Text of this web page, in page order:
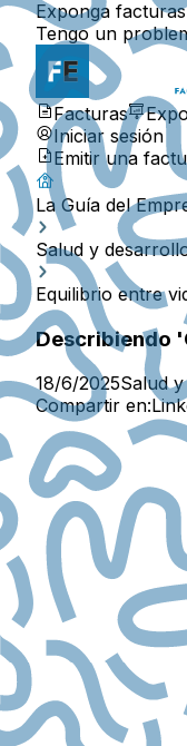
Exponga
Tengo un
Facturas
Iniciar sesión
Emitir una
La Guía del
Salud y
Equilibrio entre
Describiendo
18/6/2025Salud
Compartir en: